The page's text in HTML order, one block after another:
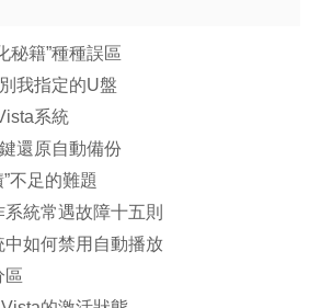
秘籍”種種誤區
我指定的U盤
系統
還原自動備份
不足的難題
統常遇故障十五則
如何禁用自動播放
區